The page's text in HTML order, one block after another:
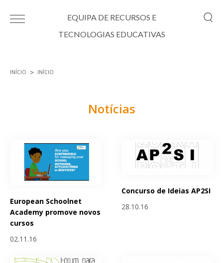
EQUIPA DE RECURSOS E
TECNOLOGIAS EDUCATIVAS
INÍCIO INÍCIO
Notícias
European Schoolnet
Academy promove novos
cursos
02.11.16
Concurso de Ideias AP2SI
28.10.16
Páginas